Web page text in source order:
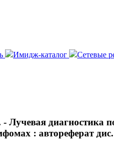
Имидж-каталог
Сетевые
диагностика
: автореферат